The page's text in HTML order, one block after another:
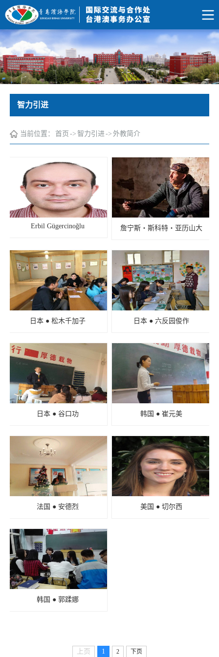
智力引进
当前位置： 首页 -> 智力引进-> 外教简介
Erbil Gügercinoğlu 詹宁斯・斯科特・亚历山大
日本 ● 松木千加子 日本 ● 六反园俊作
日本 ● 谷口功 韩国 ● 崔元美
法国 ● 安德烈 美国 ● 切尔西
韩国 ● 郭蹂娜
上页 1 2 下页